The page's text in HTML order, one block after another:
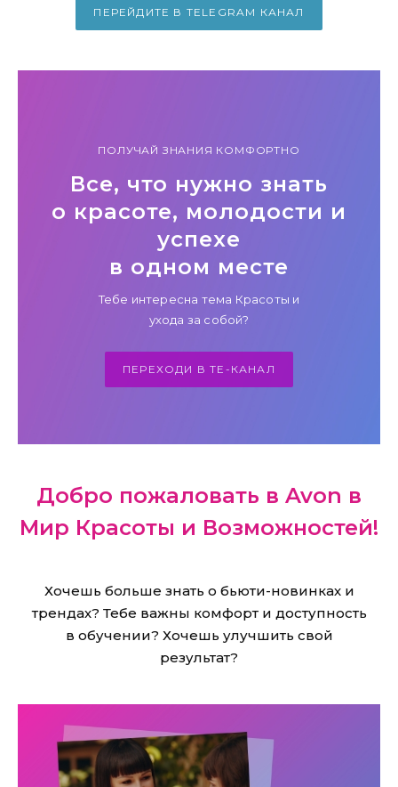
ПЕРЕЙДИТЕ В TELEGRAM КАНАЛ
ПОЛУЧАЙ ЗНАНИЯ КОМФОРТНО
Все, что нужно знать
о красоте, молодости и
успехе
в одном месте
Тебе интересна тема Красоты и
ухода за собой?
ПЕРЕХОДИ В TE-КАНАЛ
Добро пожаловать в Avon в
Мир Красоты и Возможностей!
Хочешь больше знать о бьюти-новинках и
трендах? Тебе важны комфорт и доступность
в обучении? Хочешь улучшить свой
результат?